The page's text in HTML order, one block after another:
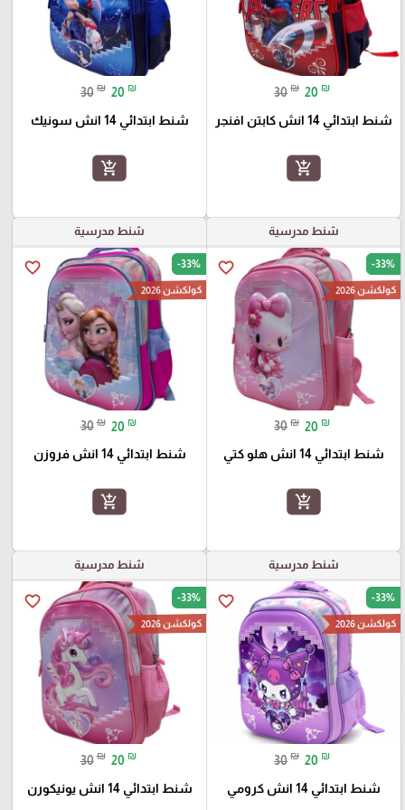
30 ₪ 20 ₪
شنط ابتدائي 14 انش كابتن افنجر
add_shopping_cart
30 ₪ 20 ₪
شنط ابتدائي 14 انش سونيك
add_shopping_cart
شنط مدرسية
favorite_border -33%
كولكشن 2026
30 ₪ 20 ₪
شنط ابتدائي 14 انش هلو كتي
add_shopping_cart
شنط مدرسية
favorite_border -33%
كولكشن 2026
30 ₪ 20 ₪
شنط ابتدائي 14 انش فروزن
add_shopping_cart
شنط مدرسية
favorite_border -33%
كولكشن 2026
30 ₪ 20 ₪
شنط ابتدائي 14 انش كرومي
شنط مدرسية
favorite_border -33%
كولكشن 2026
30 ₪ 20 ₪
شنط ابتدائي 14 انش يونيكورن